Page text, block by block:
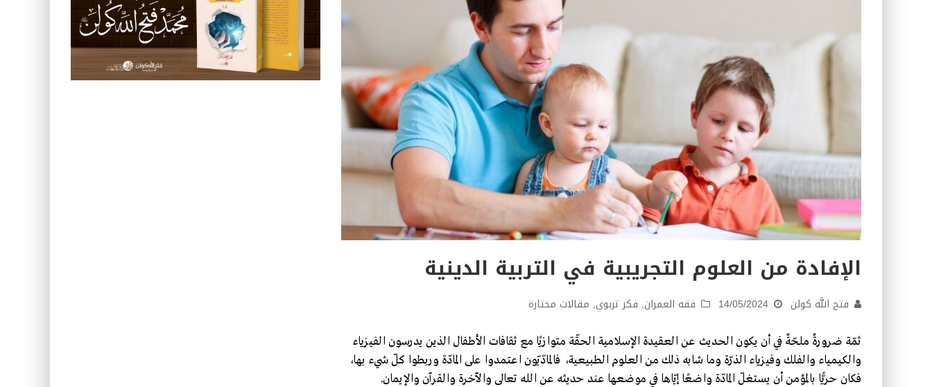
الإفادة من العلوم التجريبية في التربية الدينية
فتح الله كولن 14/05/2024 فقه العمران, فكر تربوي, مقالات مختارة
ثمّة ضرورةٌ ملحّةٌ في أن يكون الحديث عن العقيدة الإسلامية الحقّة متوازيًا مع ثقافات الأطفال الذين يدرسون الفيزياء
والكيمياء والفلك وفيزياء الذرّة وما شابه ذلك من العلوم الطبيعية، فالمادّيّون اعتمدوا على المادّة وربطوا كلّ شيء بها،
فكان حريًّا بالمؤمن أن يستغلّ المادّة واضعًا إيّاها في موضعها عند حديثه عن الله تعالى والآخرة والقرآن والإيمان.